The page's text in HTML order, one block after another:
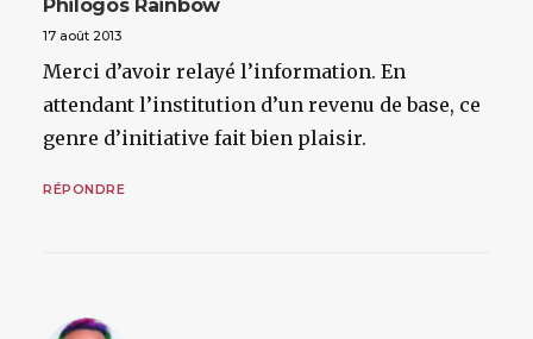
Philogos Rainbow
17 août 2013
Merci d’avoir relayé l’information. En
attendant l’institution d’un revenu de base, ce
genre d’initiative fait bien plaisir.
RÉPONDRE